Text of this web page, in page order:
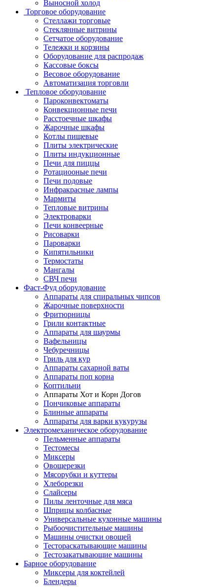
Выносной холод
Торговое оборудование
Стеллажи торговые
Стеклянные витрины
Сетчатое оборудование
Тележки и корзины
Оборудование для распродаж
Кассовые боксы
Весовое оборудование
Автоматизация торговли
Тепловое оборудование
Пароконвектоматы
Конвекционные печи
Расстоечные шкафы
Жарочные шкафы
Котлы пищевые
Плиты электрические
Плиты индукционные
Печи для пиццы
Ротациооные печи
Печи подовые
Инфракрасные лампы
Мармиты
Тепловые витрины
Электроварки
Печи конвеерные
Рисоварки
Пароварки
Кипятильники
Термостаты
Мангалы
СВЧ печи
Фаст-Фуд оборудование
Аппараты для спиральных чипсов
Жарочные поверхности
Фритюрницы
Грили контактные
Аппараты для шаурмы
Вафельницы
Чебуречницы
Гриль для кур
Аппараты сахарной ваты
Аппараты поп корна
Коптильни
Аппараты Хот и Корн Догов
Пончиковые аппараты
Блинные аппараты
Аппараты для варки кукурузы
Электромеханическое оборудование
Пельменные аппараты
Тестомесы
Миксеры
Овощерезки
Мясорубки и куттеры
Хлеборезки
Слайсеры
Пилы ленточные для мяса
Шприцы колбасные
Универсальные кухонные машины
Рыбоочистительные машины
Машины очистки овощей
Тестораскатывающие машины
Тестозакатывающие машины
Барное оборудование
Миксеры для коктейлей
Блендеры